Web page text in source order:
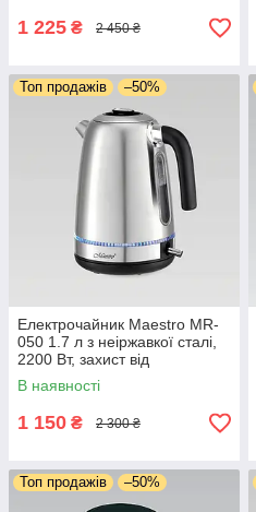
1 225 ₴ 2 450 ₴
Топ продажів –50%
Електрочайник Maestro MR-
050 1.7 л з неіржавкої сталі,
2200 Вт, захист від
перегрівання, 360° база й
автовимкнення
В наявності
1 150 ₴ 2 300 ₴
Топ продажів –50%